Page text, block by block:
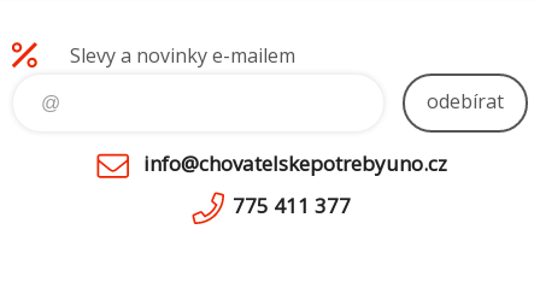
Slevy a novinky e-mailem
odebírat
info@chovatelskepotrebyuno.cz
775 411 377